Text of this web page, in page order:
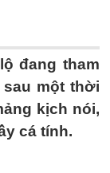
đang tham
một thời
kịch nói,
cá tính.